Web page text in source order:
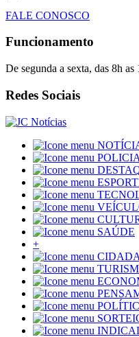
FALE CONOSCO
Funcionamento
De segunda a sexta, das 8h as
Redes Sociais
SAÚDE
+